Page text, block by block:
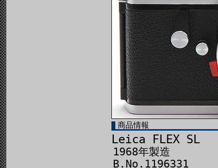
商品情報
Leica FLEX SL
1968年製造
B.No.1196331